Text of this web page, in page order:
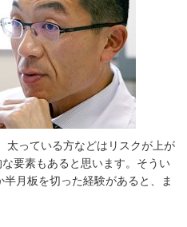
太っている方などはリスクが上が
要素もあると思います。そうい
月板を切った経験があると、ま